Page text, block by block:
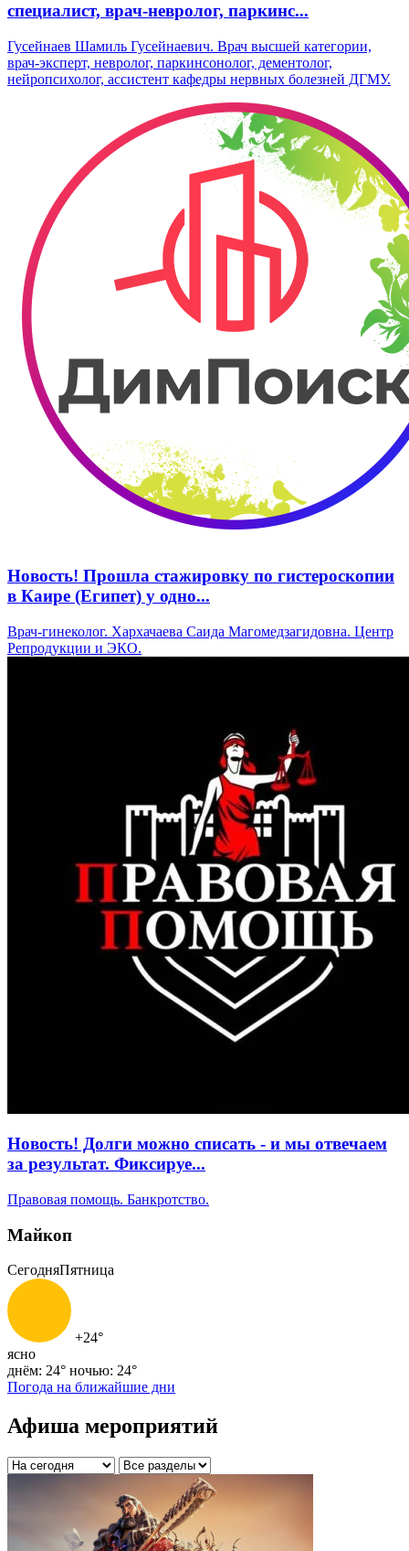
специалист, врач-невролог, паркинс...
Гусейнаев Шамиль Гусейнаевич. Врач высшей категории,
врач-эксперт, невролог, паркинсонолог, дементолог,
нейропсихолог, ассистент кафедры нервных болезней ДГМУ.
Новость! Прошла стажировку по гистероскопии
в Каире (Египет) у одно...
Врач-гинеколог. Хархачаева Саида Магомедзагидовна. Центр
Репродукции и ЭКО.
Новость! Долги можно списать - и мы отвечаем
за результат. Фиксируе...
Правовая помощь. Банкротство.
Майкоп
СегодняПятница
+24°
ясно
днём: 24° ночью: 24°
Погода на ближайшие дни
Афиша мероприятий